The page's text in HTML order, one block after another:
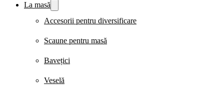
La masă
Accesorii pentru diversificare
Scaune pentru masă
Bavețici
Veselă